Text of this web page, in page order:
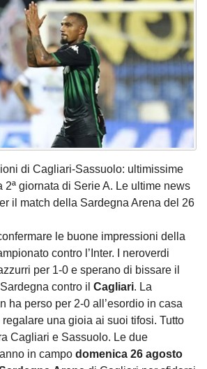
di Cagliari-Sassuolo: ultimissime
2ª giornata di Serie A. Le ultime news
il match della Sardegna Arena del 26
le buone impressioni della
contro l’Inter. I neroverdi
per 1-0 e sperano di bissare il
contro il Cagliari. La
ha perso per 2-0 all’esordio in casa
una gioia ai suoi tifosi. Tutto
Cagliari e Sassuolo. Le due
in campo domenica 26 agosto